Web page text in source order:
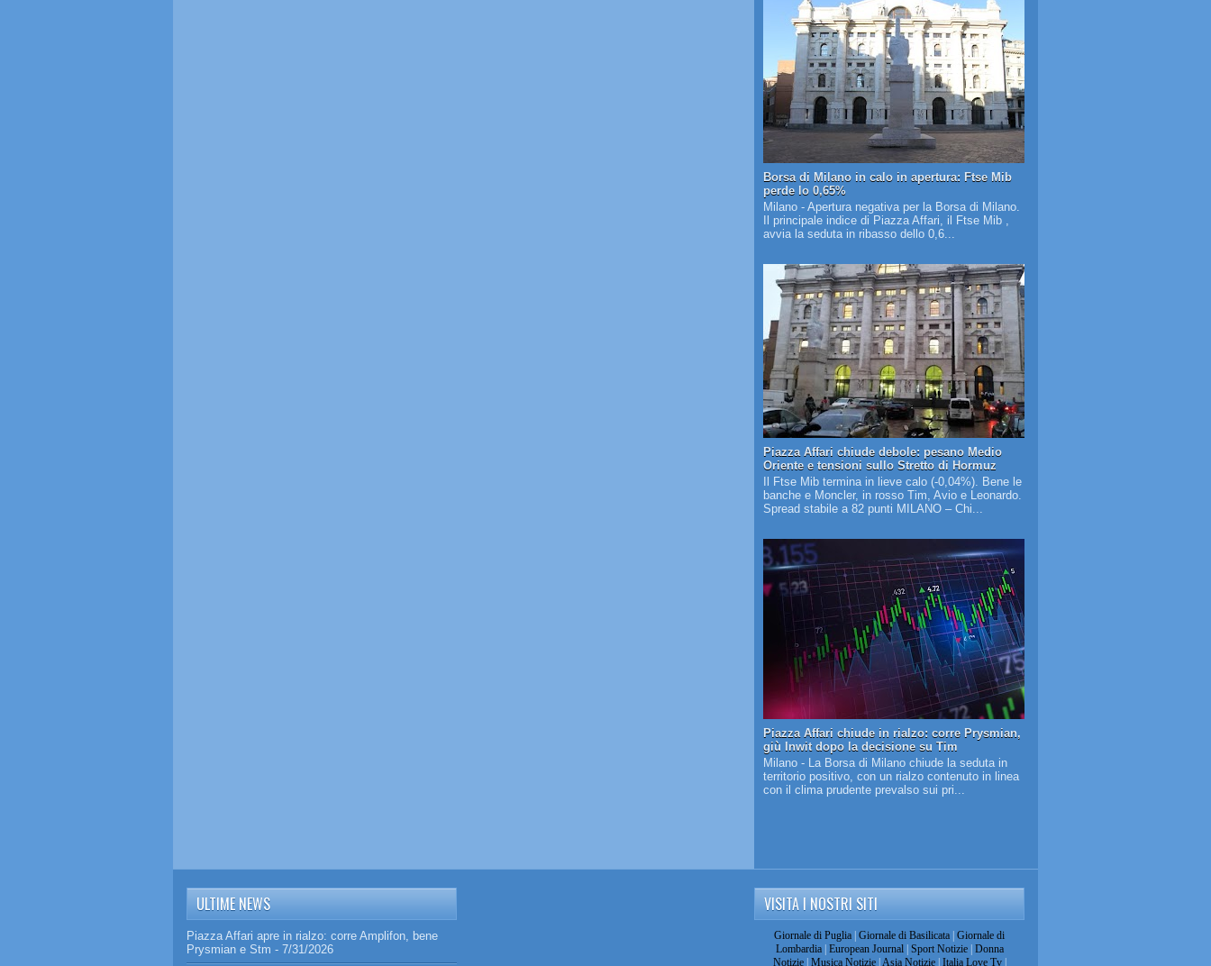
Borsa di Milano in calo in apertura: Ftse Mib
perde lo 0,65%
Milano - Apertura negativa per la Borsa di Milano.
Il principale indice di Piazza Affari, il Ftse Mib ,
avvia la seduta in ribasso dello 0,6...
Piazza Affari chiude debole: pesano Medio
Oriente e tensioni sullo Stretto di Hormuz
Il Ftse Mib termina in lieve calo (-0,04%). Bene le
banche e Moncler, in rosso Tim, Avio e Leonardo.
Spread stabile a 82 punti MILANO – Chi...
Piazza Affari chiude in rialzo: corre Prysmian,
giù Inwit dopo la decisione su Tim
Milano - La Borsa di Milano chiude la seduta in
territorio positivo, con un rialzo contenuto in linea
con il clima prudente prevalso sui pri...
ULTIME NEWS
Piazza Affari apre in rialzo: corre Amplifon, bene
Prysmian e Stm - 7/31/2026
VISITA I NOSTRI SITI
Giornale di Puglia | Giornale di Basilicata | Giornale di
Lombardia| European Journal| Sport Notizie| Donna
Notizie| Musica Notizie| Asia Notizie| Italia Love Tv|